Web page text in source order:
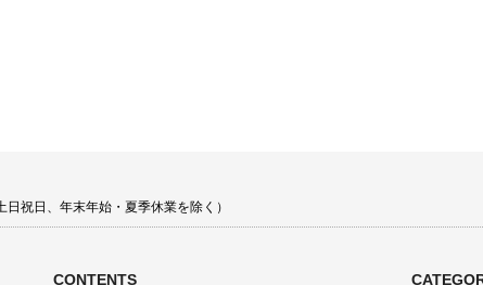
祝日、年末年始・夏季休業を除く）
CONTENTS